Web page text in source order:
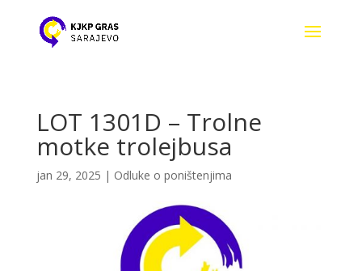
LOT 1301D – Trolne
motke trolejbusa
jan 29, 2025 | Odluke o poništenjima